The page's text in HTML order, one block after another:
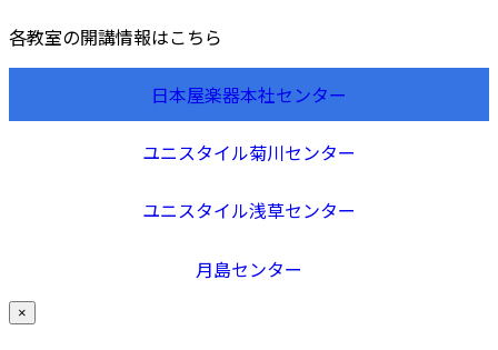
各教室の開講情報はこちら
日本屋楽器本社センター
ユニスタイル菊川センター
ユニスタイル浅草センター
月島センター
×